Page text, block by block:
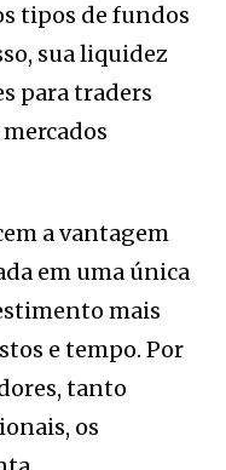
tipos de fundos
sua liquidez
para traders
a vantagem
em uma única
mais
e tempo. Por
tanto
os